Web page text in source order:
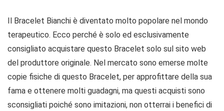
Il Bracelet Bianchi è diventato molto popolare nel mondo
terapeutico. Ecco perché è solo ed esclusivamente
consigliato acquistare questo Bracelet solo sul sito web
del produttore originale. Nel mercato sono emerse molte
copie fisiche di questo Bracelet, per approfittare della sua
fama e ottenere molti guadagni, ma questi acquisti sono
sconsigliati poiché sono imitazioni, non otterrai i benefici di